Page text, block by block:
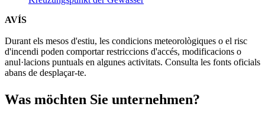
AVÍS
Durant els mesos d'estiu, les condicions meteorològiques o el risc
d'incendi poden comportar restriccions d'accés, modificacions o
anul·lacions puntuals en algunes activitats. Consulta les fonts oficials
abans de desplaçar-te.
Was möchten Sie unternehmen?